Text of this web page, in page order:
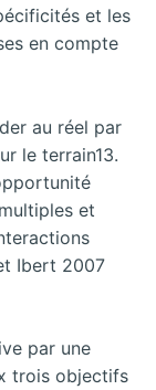
et les
en compte
au réel par
le terrain13.
et
Ibert 2007
par une
trois objectifs